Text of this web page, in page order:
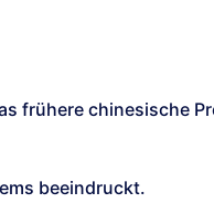
frühere chinesische
beeindruckt.